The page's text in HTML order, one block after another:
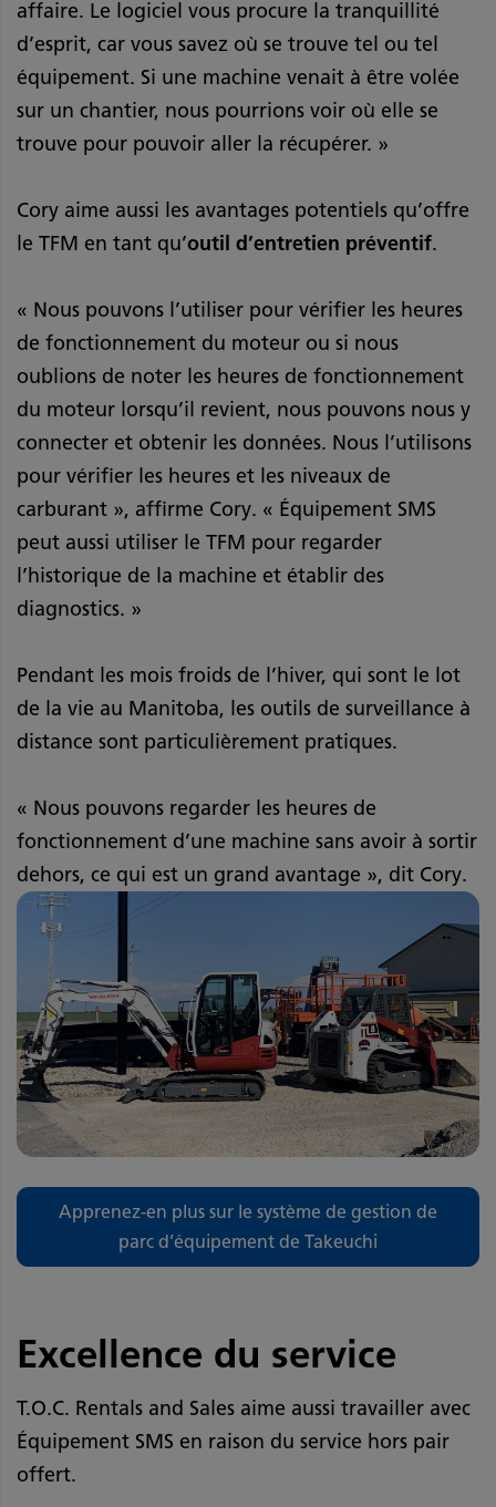
affaire. Le logiciel vous procure la tranquillité
d’esprit, car vous savez où se trouve tel ou tel
équipement. Si une machine venait à être volée
sur un chantier, nous pourrions voir où elle se
trouve pour pouvoir aller la récupérer. »
Cory aime aussi les avantages potentiels qu’offre
le TFM en tant qu’outil d’entretien préventif.
« Nous pouvons l’utiliser pour vérifier les heures
de fonctionnement du moteur ou si nous
oublions de noter les heures de fonctionnement
du moteur lorsqu’il revient, nous pouvons nous y
connecter et obtenir les données. Nous l’utilisons
pour vérifier les heures et les niveaux de
carburant », affirme Cory. « Équipement SMS
peut aussi utiliser le TFM pour regarder
l’historique de la machine et établir des
diagnostics. »
Pendant les mois froids de l’hiver, qui sont le lot
de la vie au Manitoba, les outils de surveillance à
distance sont particulièrement pratiques.
« Nous pouvons regarder les heures de
fonctionnement d’une machine sans avoir à sortir
dehors, ce qui est un grand avantage », dit Cory.
Apprenez-en plus sur le système de gestion de
parc d’équipement de Takeuchi
Excellence du service
T.O.C. Rentals and Sales aime aussi travailler avec
Équipement SMS en raison du service hors pair
offert.